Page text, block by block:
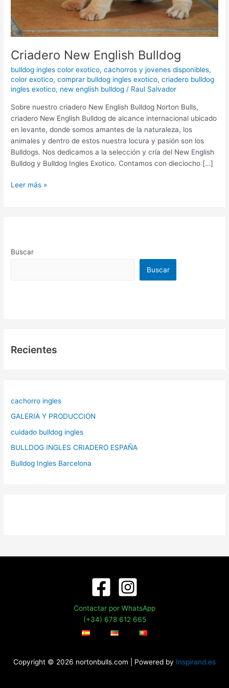
Criadero New English Bulldog
bulldog ingles color exotico,cachorros y jovenes disponibles,
color exotico,comprar bulldog ingles exotico,criadero bulldog
ingles exotico, new english bulldog / Raul Salvador
Sobre nuestro criadero New English Bulldog Norton Bulls,
criadero New English Bulldog de alcance internacional ubicado
en levante, donde somos amantes de la naturaleza, los
animales y dentro de estos nuestra locura y pasión son los
Bulldogs. Nos dedicamos a la selección y cría del New English
Bulldog y Bulldog Ingles Exotico. Contamos con dieciocho […]
Leer más »
Buscar
Buscar
Recientes
cachorro ingles
GALERIA Y PRODUCCION
cuidado bulldog ingles
BULLDOG INGLES CRIADERO ESPAÑA
Bulldog Ingles Barcelona
Contactar por WhatsApp
(+34) 678 612 665
Copyright © 2026 nortonbulls.com | Powered by Inspirand.es